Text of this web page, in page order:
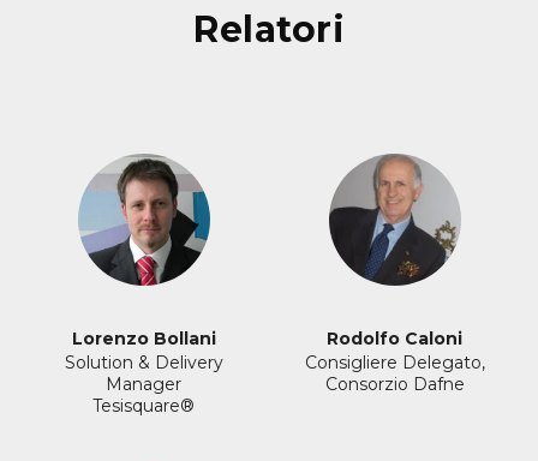
relatori
Lorenzo Bollani
Solution & Delivery
Manager
Tesisquare®
Rodolfo Caloni
Consigliere Delegato,
Consorzio Dafne